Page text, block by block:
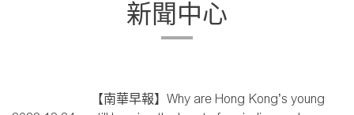
新聞中心
【南華早報】Why are Hong Kong’s young